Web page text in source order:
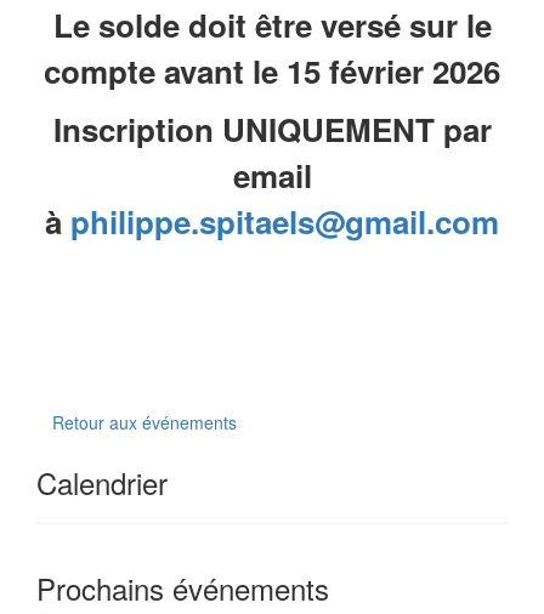
Le solde doit être versé sur le
compte avant le 15 février 2026
Inscription UNIQUEMENT par
email
à philippe.spitaels@gmail.com
Retour aux événements
Calendrier
Prochains événements